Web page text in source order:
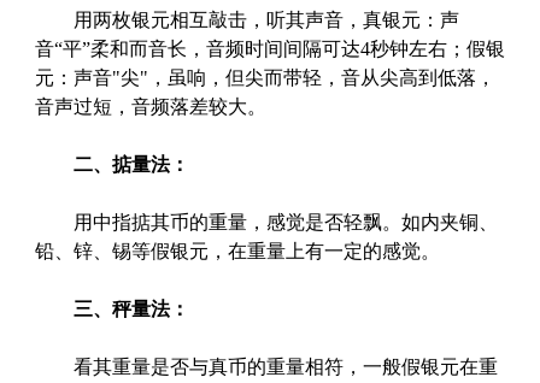
用两枚银元相互敲击，听其声音，真银元：声
音“平”柔和而音长，音频时间间隔可达4秒钟左右；假银
元：声音"尖"，虽响，但尖而带轻，音从尖高到低落，
音声过短，音频落差较大。
二、掂量法：
用中指掂其币的重量，感觉是否轻飘。如内夹铜、
铅、锌、锡等假银元，在重量上有一定的感觉。
三、秤量法：
看其重量是否与真币的重量相符，一般假银元在重